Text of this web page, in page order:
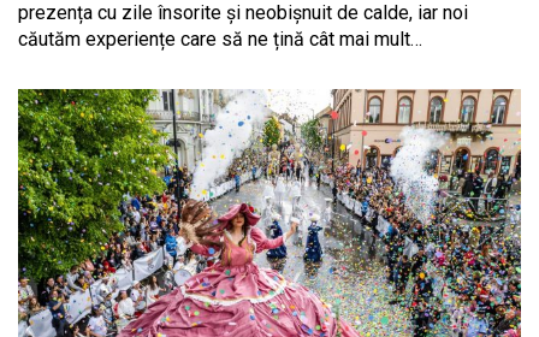
prezența cu zile însorite și neobișnuit de calde, iar noi
căutăm experiențe care să ne țină cât mai mult…